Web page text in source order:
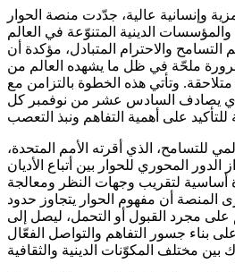
وإنسانية عالية، جدّدت منصة الحوار
والمؤسسات الدينية المتنوّعة في العالم
التسامح والاحترام المتبادل، مؤكدة أن
ملحّة في ظل ما يشهده العالم من
وتأتي هذه الخطوة بالتزامن مع
يصادف السادس عشر من نوفمبر كل
للتسامح، الذي أقرته الأمم المتحدة،
المحوري للحوار بين أتباع الأديان
أساسية لتقريب وجهات النظر ومعالجة
المنصة أن مفهوم الحوار يتجاوز حدود
على مجرد القبول أو التحمل، ليصل إلى
بناء جسور التفاهم والتواصل الفعّال